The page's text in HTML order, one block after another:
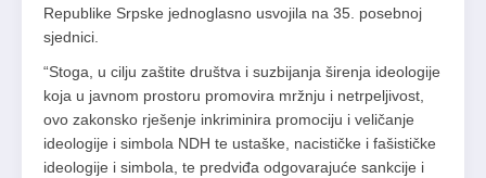
Republike Srpske jednoglasno usvojila na 35. posebnoj
sjednici.
“Stoga, u cilju zaštite društva i suzbijanja širenja ideologije
koja u javnom prostoru promovira mržnju i netrpeljivost,
ovo zakonsko rješenje inkriminira promociju i veličanje
ideologije i simbola NDH te ustaške, nacističke i fašističke
ideologije i simbola, te predviđa odgovarajuće sankcije i